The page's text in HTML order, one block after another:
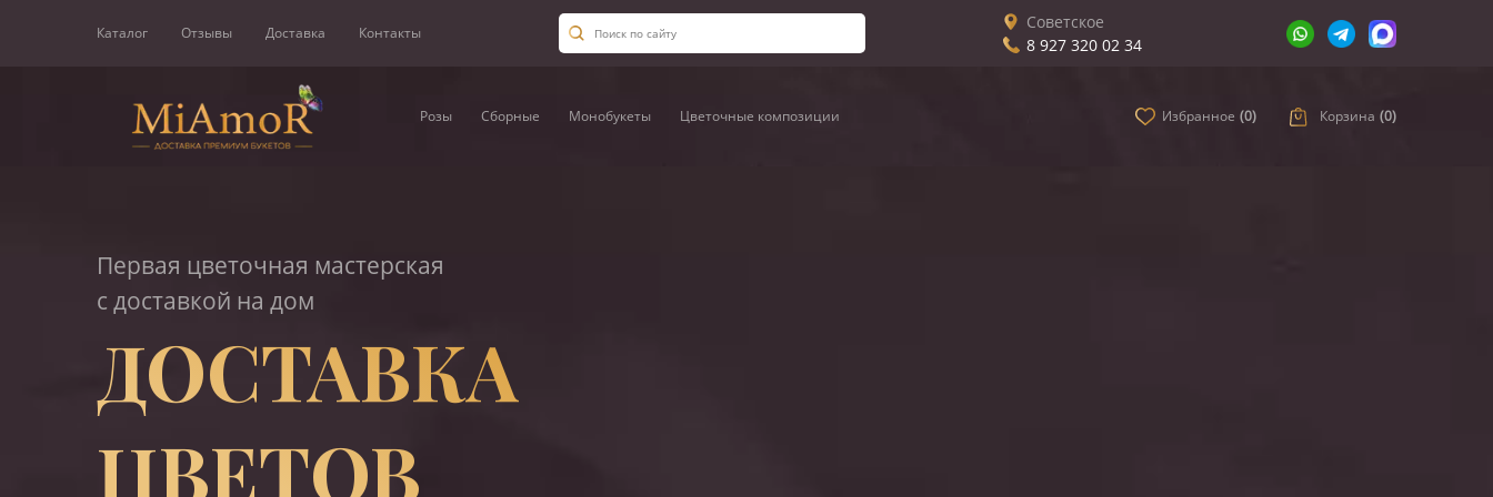
Каталог Отзывы Доставка Контакты
Советское
8 927 320 02 34
Розы Сборные Монобукеты Цветочные композиции Избранное (0) Корзина (0)
Первая цветочная мастерская
с доставкой на дом
ДОСТАВКА
ЦВЕТОВ